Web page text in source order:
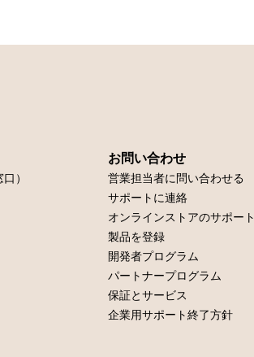
）
お問い合わせ
営業担当者に問い合わせる
サポートに連絡
オンラインストアのサポート
製品を登録
開発者プログラム
パートナープログラム
保証とサービス
企業用サポート終了方針